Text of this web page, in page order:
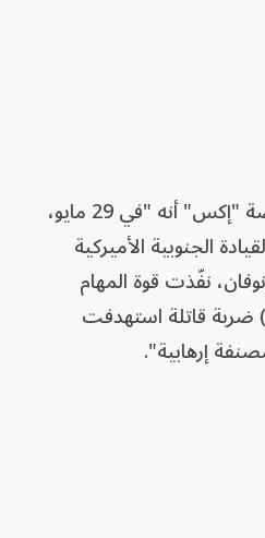
وذكرت في بيان ‌على منصة "إكس" أنه "في 29 مايو،
الجنوبية الأميركية
نفّذت قوة المهام
ضربة قاتلة استهدفت
إرهابية".